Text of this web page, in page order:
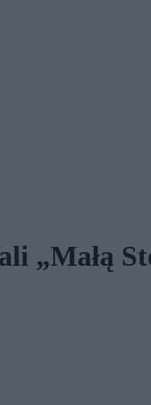
„Małą